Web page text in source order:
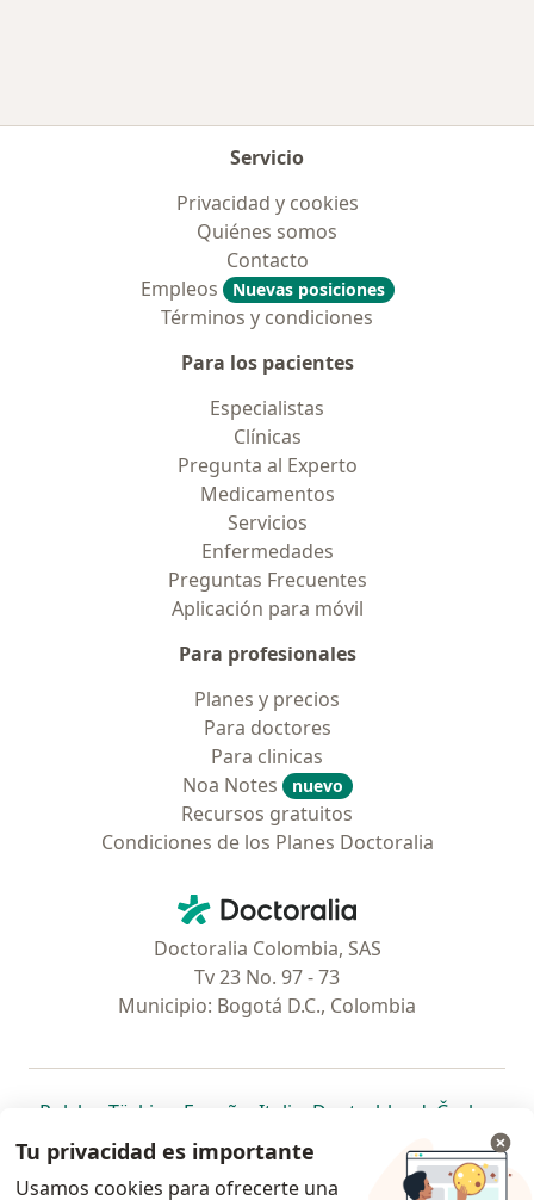
Servicio
Privacidad y cookies
Quiénes somos
Contacto
Empleos
Nuevas posiciones
Términos y condiciones
Para los pacientes
Especialistas
Clínicas
Pregunta al Experto
Medicamentos
Servicios
Enfermedades
Preguntas Frecuentes
Aplicación para móvil
Para profesionales
Planes y precios
Para doctores
Para clinicas
Noa Notes
nuevo
Recursos gratuitos
Condiciones de los Planes Doctoralia
Doctoralia - Página de inicio
Doctoralia Colombia, SAS
Tv 23 No. 97 - 73
Municipio: Bogotá D.C., Colombia
Polska se abre en una nueva pestaña
Türkiye se abre en una nueva pestaña
España se abre en una nueva pestaña
Italia se abre en una nueva
Deutschlandse abre en
Česko
Portugal
se abre en una nueva pestaña
México se abre en una nueva pestaña
Chile se abre en una nueva pestaña
Brasil se abre en una nueva
se abre en
se
se abre en una nueva
Tu privacidad es importante
Usamos cookies para ofrecerte una